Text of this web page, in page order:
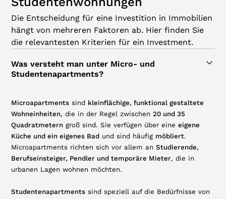
Die Entscheidung für eine Investition in Immobilien
hängt von mehreren Faktoren ab. Hier finden Sie
die relevantesten Kriterien für ein Investment.
Was versteht man unter Micro- und
Studentenapartments?
Microapartments sind kleinflächige, funktional gestaltete
Wohneinheiten, die in der Regel zwischen20 und 35
Quadratmetern groß sind. Sie verfügen über eineeigene
Küche und ein eigenes Bad und sind häufig möbliert.
Microapartments richten sich vor allem anStudierende,
Berufseinsteiger, Pendler und temporäre Mieter, die in
urbanen Lagen wohnen möchten.
Studentenapartments sind speziell auf die Bedürfnisse von